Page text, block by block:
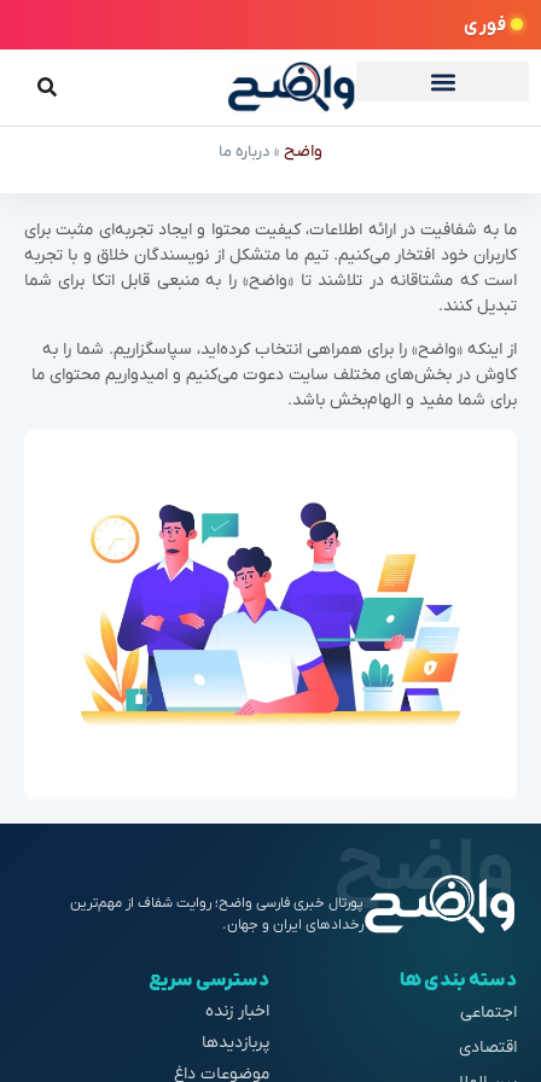
فوری
واضح » درباره ما
ما به شفافیت در ارائه اطلاعات، کیفیت محتوا و ایجاد تجربه‌ای مثبت برای
کاربران خود افتخار می‌کنیم. تیم ما متشکل از نویسندگان خلاق و با تجربه
است که مشتاقانه در تلاشند تا «واضح» را به منبعی قابل اتکا برای شما
تبدیل کنند.
از اینکه «واضح» را برای همراهی انتخاب کرده‌اید، سپاسگزاریم. شما را به
کاوش در بخش‌های مختلف سایت دعوت می‌کنیم و امیدواریم محتوای ما
برای شما مفید و الهام‌بخش باشد.
پورتال خبری فارسی واضح؛ روایت شفاف از مهم‌ترین
رخدادهای ایران و جهان.
دسته بندی ها
اجتماعی
اقتصادی
دسترسی سریع
اخبار زنده
پربازدیدها
موضوعات داغ